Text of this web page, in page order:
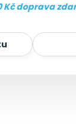
Kč doprava